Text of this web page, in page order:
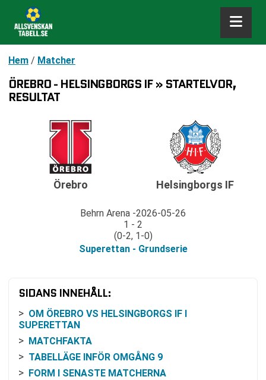
Hem / Matcher
ÖREBRO - HELSINGBORGS IF » STARTELVOR,
RESULTAT
Örebro
Behrn Arena 2026-05-26
1 - 2
(0-2, 1-0)
Superettan - Grundserie
Helsingborgs IF
SIDANS INNEHÅLL:
OM ÖREBRO VS HELSINGBORGS IF I
SUPERETTAN
MATCHFAKTA
TABELLÄGE INFÖR OMGÅNG 9
FORM I SENASTE MATCHERNA